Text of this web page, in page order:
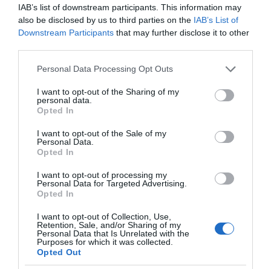
IAB’s list of downstream participants. This information may
also be disclosed by us to third parties on the IAB’s List of
Downstream Participants that may further disclose it to other
Please note that this website/app uses one or more Google
not limited to your visit or usage behaviour. You may click to
grant or deny consent to Google and its third-party tags to
use your data for below specified purposes in below Google
consent section.
Personal Data Processing Opt Outs
I want to opt-out of the Sharing of my
personal data.
Opted In
I want to opt-out of the Sale of my
Personal Data.
Opted In
I want to opt-out of processing my
Personal Data for Targeted Advertising.
Opted In
I want to opt-out of Collection, Use,
Retention, Sale, and/or Sharing of my
Personal Data that Is Unrelated with the
Purposes for which it was collected.
Opted Out
Η ΣΤΗΛΗ ΜΑΣ